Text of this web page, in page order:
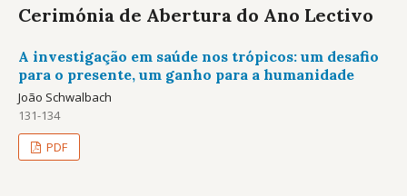
Cerimónia de Abertura do Ano Lectivo
A investigação em saúde nos trópicos: um desafio
para o presente, um ganho para a humanidade
João Schwalbach
131-134
PDF